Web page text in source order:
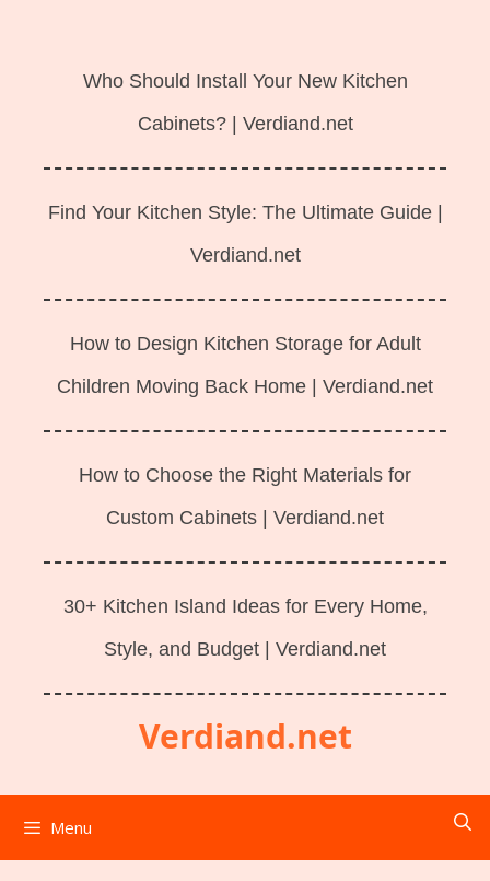
Who Should Install Your New Kitchen
Cabinets? | Verdiand.net
Find Your Kitchen Style: The Ultimate Guide |
Verdiand.net
How to Design Kitchen Storage for Adult
Children Moving Back Home | Verdiand.net
How to Choose the Right Materials for
Custom Cabinets | Verdiand.net
30+ Kitchen Island Ideas for Every Home,
Style, and Budget | Verdiand.net
Verdiand.net
Menu